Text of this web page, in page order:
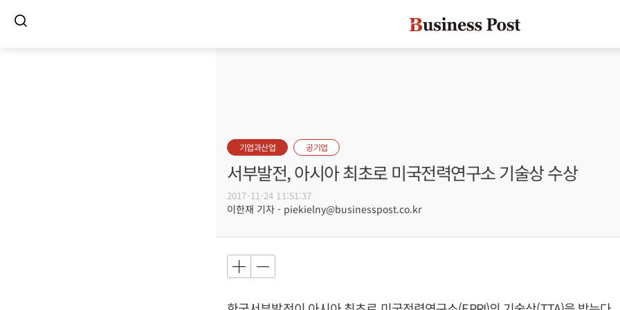
기업과산업 공기업
서부발전, 아시아 최초로 미국전력연구소 기술상 수상
2017-11-24 11:51:37
이한재 기자 - piekielny@businesspost.co.kr